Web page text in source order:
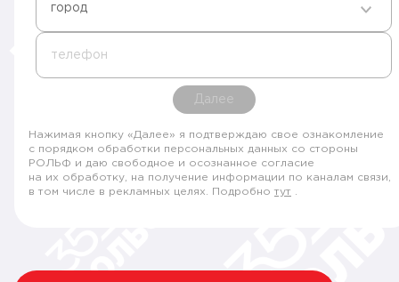
город
телефон
Далее
Нажимая кнопку «Далее» я подтверждаю свое ознакомление
с порядком обработки персональных данных со стороны
РОЛЬФ и даю свободное и осознанное согласие
на их обработку, на получение информации по каналам связи,
в том числе в рекламных целях. Подробно тут